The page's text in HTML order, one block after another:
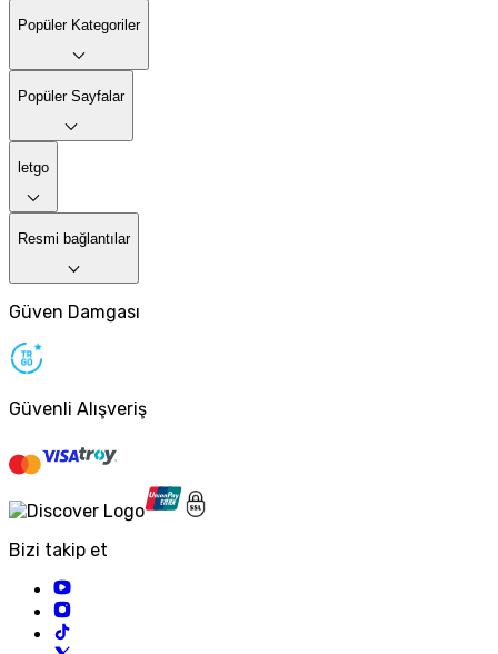
Popüler Kategoriler
Popüler Sayfalar
letgo
Resmi bağlantılar
Güven Damgası
Güvenli Alışveriş
Bizi takip et